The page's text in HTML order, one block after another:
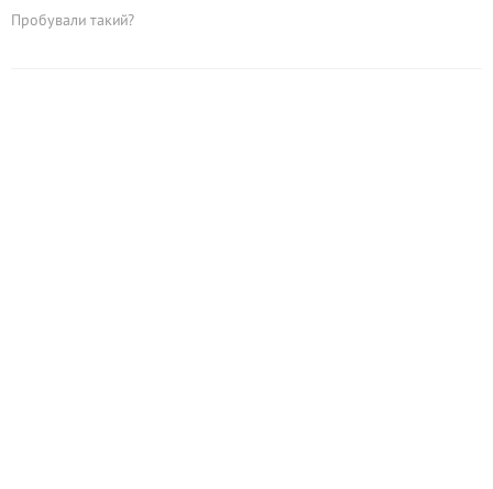
Пробували такий?